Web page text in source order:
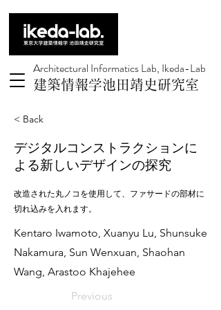
Architectural Informatics Lab, Ikeda-Lab
建築情報学池田靖史研究室
< Back
デジタルコンストラクションに
よる新しいデザインの探究
改造された丸ノコを使用して、ファサードの部材に
切れ込みを入れます。
Kentaro Iwamoto, Xuanyu Lu, Shunsuke
Nakamura, Sun Wenxuan, Shaohan
Wang, Arastoo Khajehee
Previous